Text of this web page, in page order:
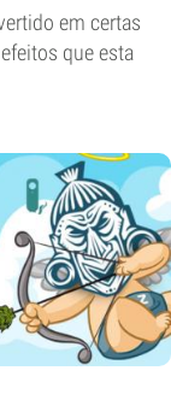
em certas
que esta